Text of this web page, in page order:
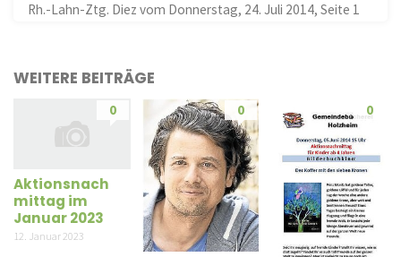
Rh.-Lahn-Ztg. Diez vom Donnerstag, 24. Juli 2014, Seite 1
WEITERE BEITRÄGE
0
Aktionsnach
mittag im
Januar 2023
12. Januar 2023
0 0